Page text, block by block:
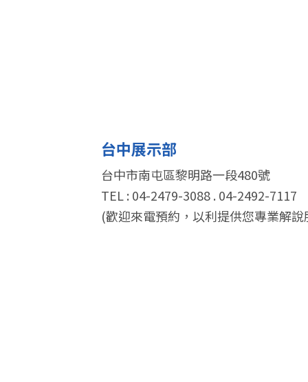
台中展示部
台中市南屯區黎明路一段480號
TEL : 04-2479-3088 . 04-2492-7117
(歡迎來電預約，以利提供您專業解說